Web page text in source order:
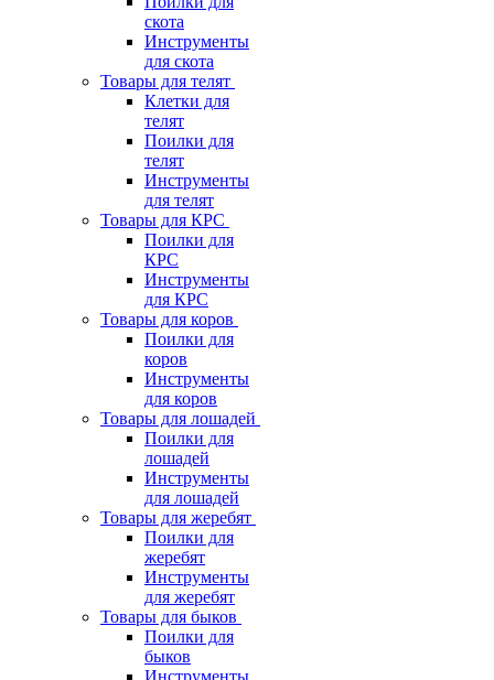
скота
Инструменты
для скота
Товары для телят
Клетки для
телят
Поилки для
телят
Инструменты
для телят
Товары для КРС
Поилки для
КРС
Инструменты
для КРС
Товары для коров
Поилки для
коров
Инструменты
для коров
Товары для лошадей
Поилки для
лошадей
Инструменты
для лошадей
Товары для жеребят
Поилки для
жеребят
Инструменты
для жеребят
Товары для быков
Поилки для
быков
Инструменты